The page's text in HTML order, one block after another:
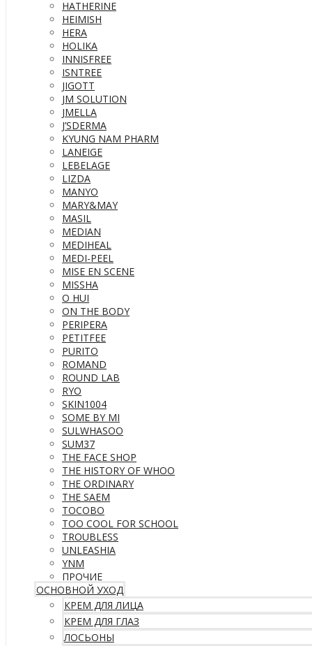
HATHERINE
HEIMISH
HERA
HOLIKA
INNISFREE
ISNTREE
JIGOTT
JM SOLUTION
JMELLA
J’SDERMA
KYUNG NAM PHARM
LANEIGE
LEBELAGE
LIZDA
MANYO
MARY&MAY
MASIL
MEDIAN
MEDIHEAL
MEDI-PEEL
MISE EN SCENE
MISSHA
O HUI
ON THE BODY
PERIPERA
PETITFEE
PURITO
ROMAND
ROUND LAB
RYO
SKIN1004
SOME BY MI
SULWHASOO
SUM37
THE FACE SHOP
THE HISTORY OF WHOO
THE ORDINARY
THE SAEM
TOCOBO
TOO COOL FOR SCHOOL
TROUBLESS
UNLEASHIA
YNM
ПРОЧИЕ
ОСНОВНОЙ УХОД
КРЕМ ДЛЯ ЛИЦА
КРЕМ ДЛЯ ГЛАЗ
ЛОСЬОНЫ